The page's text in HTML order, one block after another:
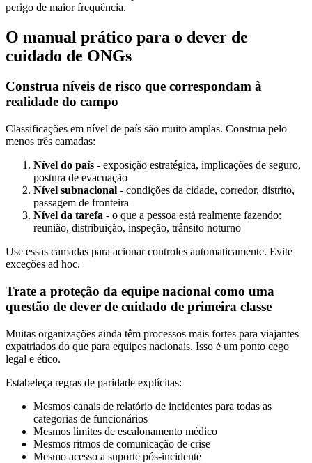
perigo de maior frequência.
O manual prático para o dever de
cuidado de ONGs
Construa níveis de risco que correspondam à
realidade do campo
Classificações em nível de país são muito amplas. Construa pelo
menos três camadas:
Nível do país - exposição estratégica, implicações de seguro,
postura de evacuação
Nível subnacional - condições da cidade, corredor, distrito,
passagem de fronteira
Nível da tarefa - o que a pessoa está realmente fazendo:
reunião, distribuição, inspeção, trânsito noturno
Use essas camadas para acionar controles automaticamente. Evite
exceções ad hoc.
Trate a proteção da equipe nacional como uma
questão de dever de cuidado de primeira classe
Muitas organizações ainda têm processos mais fortes para viajantes
expatriados do que para equipes nacionais. Isso é um ponto cego
legal e ético.
Estabeleça regras de paridade explícitas:
Mesmos canais de relatório de incidentes para todas as
categorias de funcionários
Mesmos limites de escalonamento médico
Mesmos ritmos de comunicação de crise
Mesmo acesso a suporte pós-incidente